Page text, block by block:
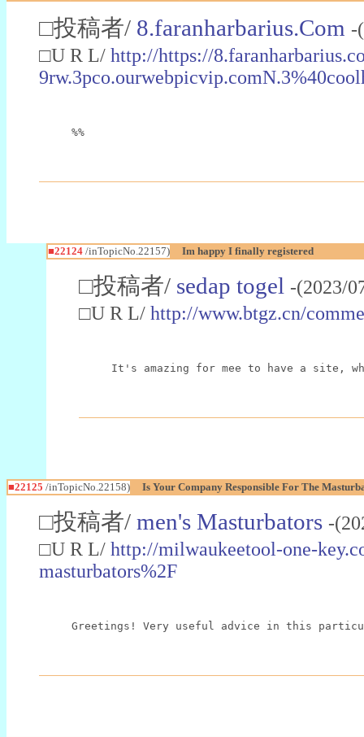
□投稿者/ 8.faranharbarius.Com -
□U R L/ http://https://
%%
■22124/inTopicNo.22157) Im happy I finally registered
□投稿者/ sedap togel -(2023/
□U R L/ http://www.btgz.cn/
It's amazing for mee to have a site,
■22125 /inTopicNo.22158) Is Your Company Responsible For The
□投稿者/ men's Masturbators -
□U R L/ http://milwaukeetool-one-
masturbators%2F
Greetings! Very useful advice in this